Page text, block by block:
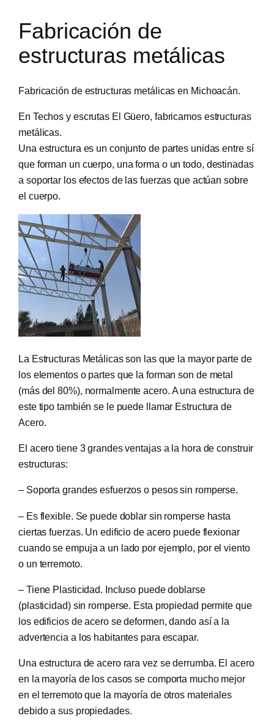
Fabricación de
estructuras metálicas
Fabricación de estructuras metálicas en Michoacán.
En Techos y escrutas El Güero, fabricamos estructuras
metálicas.
Una estructura es un conjunto de partes unidas entre sí
que forman un cuerpo, una forma o un todo, destinadas
a soportar los efectos de las fuerzas que actúan sobre
el cuerpo.
La Estructuras Metálicas son las que la mayor parte de
los elementos o partes que la forman son de metal
(más del 80%), normalmente acero. A una estructura de
este tipo también se le puede llamar Estructura de
Acero.
El acero tiene 3 grandes ventajas a la hora de construir
estructuras:
– Soporta grandes esfuerzos o pesos sin romperse.
– Es flexible. Se puede doblar sin romperse hasta
ciertas fuerzas. Un edificio de acero puede flexionar
cuando se empuja a un lado por ejemplo, por el viento
o un terremoto.
– Tiene Plasticidad. Incluso puede doblarse
(plasticidad) sin romperse. Esta propiedad permite que
los edificios de acero se deformen, dando así a la
advertencia a los habitantes para escapar.
Una estructura de acero rara vez se derrumba. El acero
en la mayoría de los casos se comporta mucho mejor
en el terremoto que la mayoría de otros materiales
debido a sus propiedades.